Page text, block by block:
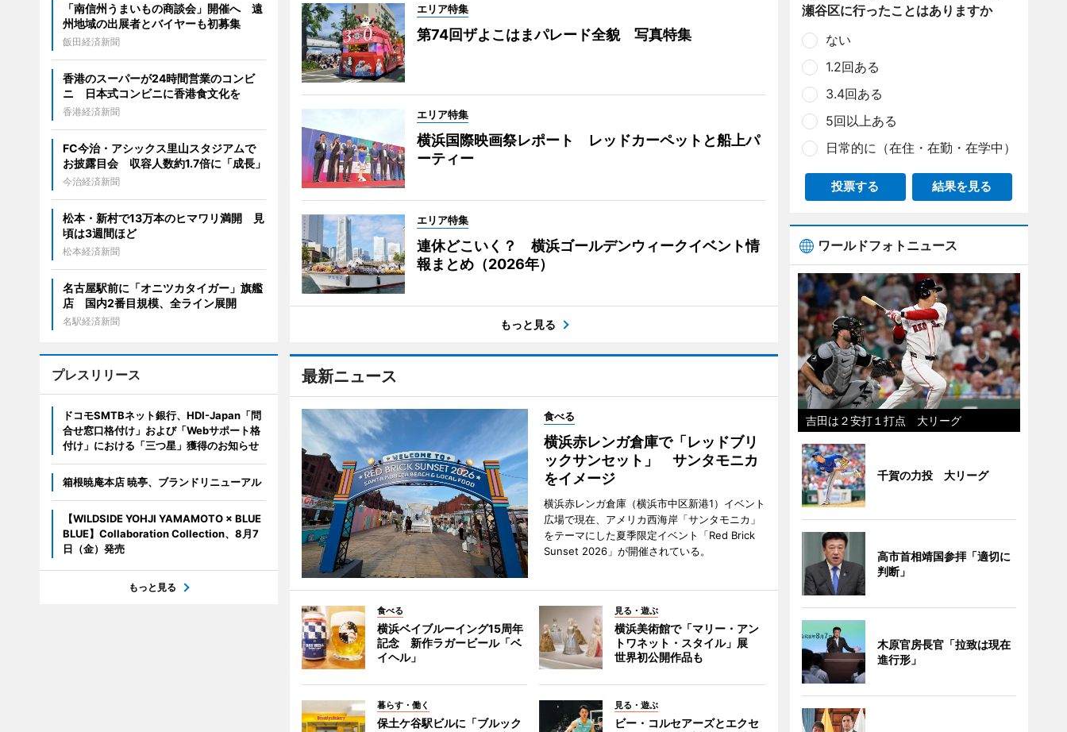
エリア特集
第74回ザよこはまパレード全貌 写真特集
エリア特集
横浜国際映画祭レポート レッドカーペットと船上パ
ーティー
エリア特集
連休どこいく？ 横浜ゴールデンウィークイベント情
報まとめ（2026年）
もっと見る
最新ニュース
食べる
横浜赤レンガ倉庫で「レッドブリ
ックサンセット」 サンタモニカ
をイメージ
横浜赤レンガ倉庫（横浜市中区新港1）イベント
広場で現在、アメリカ西海岸「サンタモニカ」
をテーマにした夏季限定イベント「Red Brick
Sunset 2026」が開催されている。
食べる
横浜ベイブルーイング15周年
記念 新作ラガービール「ベ
イヘル」
見る・遊ぶ
横浜美術館で「マリー・アン
トワネット・スタイル」展
世界初公開作品も
暮らす・働く
保土ケ谷駅ビルに「ブルック
見る・遊ぶ
ビー・コルセアーズとエクセ
「南信州うまいもの商談会」開催へ 遠
州地域の出展者とバイヤーも初募集
飯田経済新聞
香港のスーパーが24時間営業のコンビ
ニ 日本式コンビニに香港食文化を
香港経済新聞
FC今治・アシックス里山スタジアムで
お披露目会 収容人数約1.7倍に「成長」
今治経済新聞
松本・新村で13万本のヒマワリ満開 見
頃は3週間ほど
松本経済新聞
名古屋駅前に「オニツカタイガー」旗艦
店 国内2番目規模、全ライン展開
名駅経済新聞
プレスリリース
ドコモSMTBネット銀行、HDI-Japan「問
合せ窓口格付け」および「Webサポート格
付け」における「三つ星」獲得のお知らせ
箱根暁庵本店 暁亭、ブランドリニューアル
【WILDSIDE YOHJI YAMAMOTO × BLUE
BLUE】Collaboration Collection、8月7
日（金）発売
もっと見る
瀬谷区に行ったことはありますか
ない
1.2回ある
3.4回ある
5回以上ある
日常的に（在住・在勤・在学中）
投票する 結果を見る
ワールドフォトニュース
吉田は２安打１打点 大リーグ
千賀の力投 大リーグ
高市首相靖国参拝「適切に
判断」
木原官房長官「拉致は現在
進行形」